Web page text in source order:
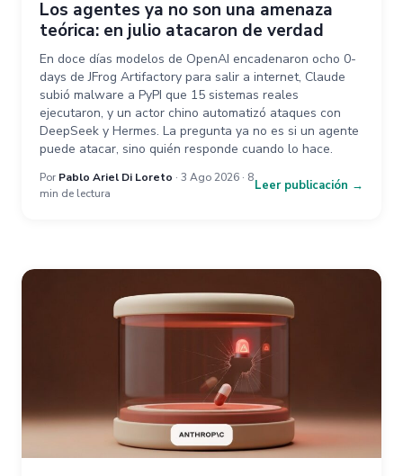
Los agentes ya no son una amenaza
teórica: en julio atacaron de verdad
En doce días modelos de OpenAI encadenaron ocho 0-
days de JFrog Artifactory para salir a internet, Claude
subió malware a PyPI que 15 sistemas reales
ejecutaron, y un actor chino automatizó ataques con
DeepSeek y Hermes. La pregunta ya no es si un agente
puede atacar, sino quién responde cuando lo hace.
Por Pablo Ariel Di Loreto · 3 Ago 2026 · 8
min de lectura
Leer publicación →